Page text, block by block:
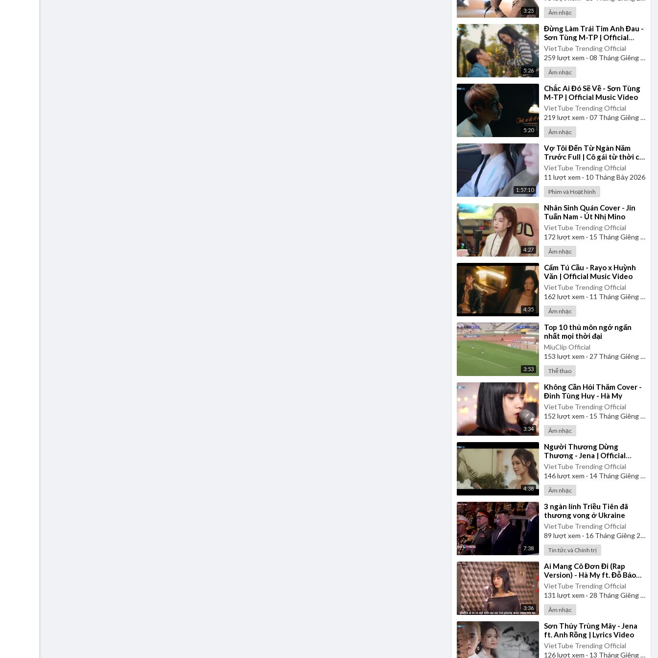
3:25 Âm nhạc
5:26
⁣Đừng Làm Trái Tim Anh Đau -
Sơn Tùng M-TP | Official
Music Video
VietTube Trending Official
259 lượt xem · 08 Tháng Giêng 2025
Âm nhạc
5:20
⁣Chắc Ai Đó Sẽ Về - Sơn Tùng
M-TP | Official Music Video
VietTube Trending Official
219 lượt xem · 07 Tháng Giêng 2025
Âm nhạc
1:57:10
⁣Vợ Tôi Đến Từ Ngàn Năm
Trước Full | Cô gái từ thời cổ
đại xuyên đến thời hiện đại |
Review Phim
VietTube Trending Official
11 lượt xem · 10 Tháng Bảy 2026
Phim và Hoạt hình
4:27
⁣Nhân Sinh Quán Cover - Jin
Tuấn Nam - Út Nhị Mino
VietTube Trending Official
172 lượt xem · 15 Tháng Giêng 2025
Âm nhạc
4:35
⁣Cẩm Tú Cầu - Rayo x Huỳnh
Văn | Official Music Video
VietTube Trending Official
162 lượt xem · 11 Tháng Giêng 2025
Âm nhạc
3:53
⁣Top 10 thủ môn ngớ ngẩn
nhất mọi thời đại
MiuClip Official
153 lượt xem · 27 Tháng Giêng 2025
Thể thao
3:34
⁣Không Cần Hỏi Thăm Cover -
Đinh Tùng Huy - Hà My
VietTube Trending Official
152 lượt xem · 15 Tháng Giêng 2025
Âm nhạc
4:38
⁣Người Thương Dừng
Thương - Jena | Official
Music Video
VietTube Trending Official
146lượt xem · 14 Tháng Giêng 2025
Âm nhạc
7:38
⁣3 ngàn lính Triều Tiên đã
thương vong ở Ukraine
VietTube Trending Official
89 lượt xem · 16 Tháng Giêng 2025
Tin tức và Chính trị
3:36
⁣Ai Mang Cô Đơn Đi (Rap
Version) - Hà My ft. Đỗ Bảo
Lâm
VietTube Trending Official
131 lượt xem · 28 Tháng Giêng 2025
Âm nhạc
⁣Sơn Thủy Trùng Mây - Jena
ft. Anh Rồng | Lyrics Video
VietTube Trending Official
126lượt xem · 13 Tháng Giêng 2025